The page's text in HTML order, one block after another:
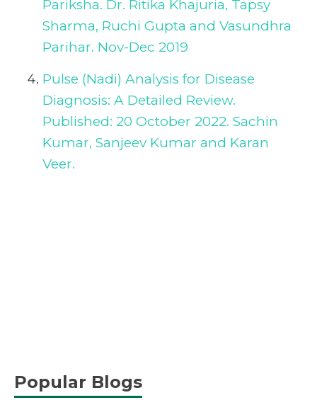
Pariksha. Dr. Ritika Khajuria, Tapsy
Sharma, Ruchi Gupta and Vasundhra
Parihar. Nov-Dec 2019
Pulse (Nadi) Analysis for Disease
Diagnosis: A Detailed Review.
Published: 20 October 2022. Sachin
Kumar, Sanjeev Kumar and Karan
Veer.
Popular Blogs